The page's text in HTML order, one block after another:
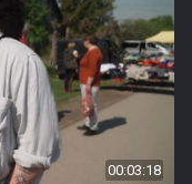
00:03:18